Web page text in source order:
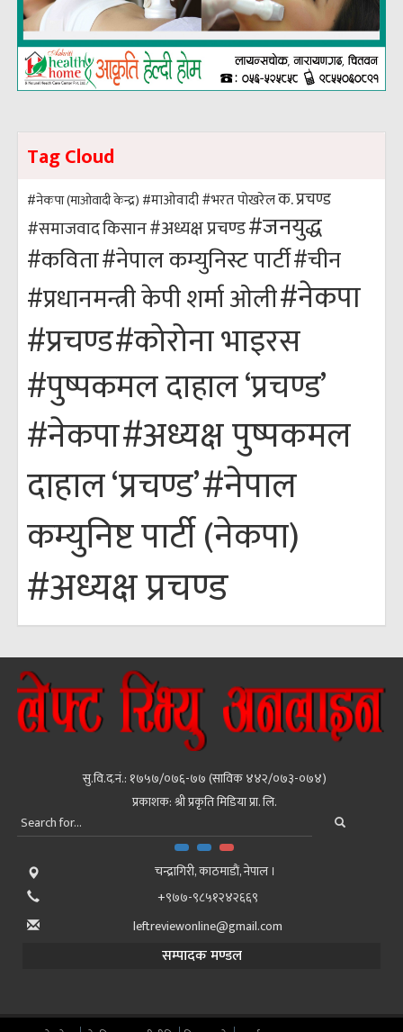
Tag Cloud
#नेकपा (माओवादी केन्द्र) #माओवादी#भरत पोखरेलक. प्रचण्ड
#समाजवादकिसान#अध्यक्ष प्रचण्ड#जनयुद्ध
#कविता#नेपाल कम्युनिस्ट पार्टी#चीन
#प्रधानमन्त्री केपी शर्मा ओली#नेकपा
#प्रचण्ड#कोरोना भाइरस
#पुष्पकमल दाहाल ‘प्रचण्ड’
#नेकपा#अध्यक्ष पुष्पकमल
दाहाल ‘प्रचण्ड’#नेपाल
कम्युनिष्ट पार्टी (नेकपा)
#अध्यक्ष प्रचण्ड
सु.वि.द.नं.: १७५७/०७६-७७ (साविक ४४२/०७३-०७४)
प्रकाशक: श्री प्रकृति मिडिया प्रा. लि.
चन्द्रागिरी, काठमाडाैं, नेपाल ।
+९७७-९८५१२४२६६९
leftreviewonline@gmail.com
सम्पादक मण्डल